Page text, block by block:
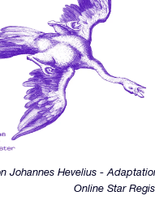
Johannes Hevelius -
Online Star